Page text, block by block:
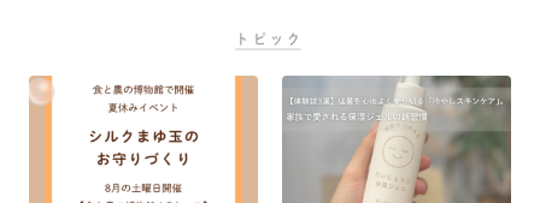
トピック